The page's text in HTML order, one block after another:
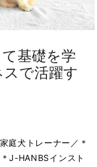
基礎を学
で活躍す
庭犬トレーナー／＊
J-HANBSインスト